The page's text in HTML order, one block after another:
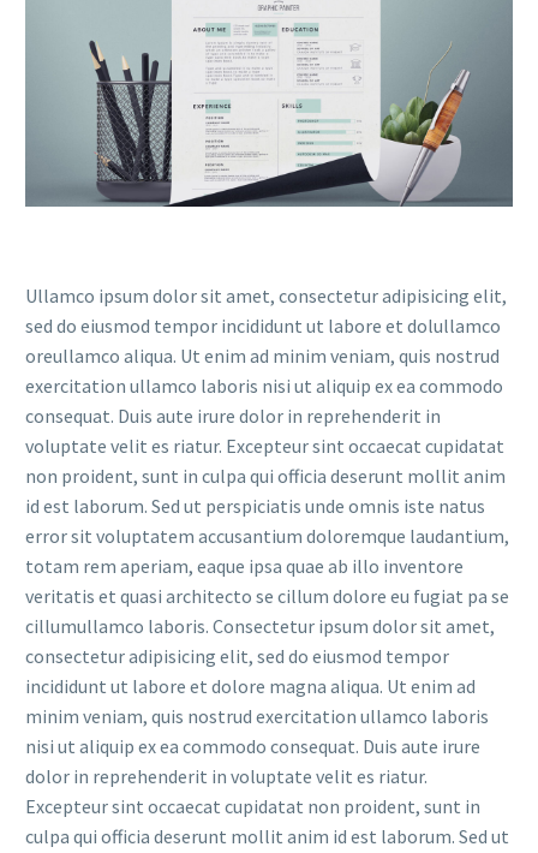
Ullamco ipsum dolor sit amet, consectetur adipisicing elit,
sed do eiusmod tempor incididunt ut labore et dolullamco
oreullamco aliqua. Ut enim ad minim veniam, quis nostrud
exercitation ullamco laboris nisi ut aliquip ex ea commodo
consequat. Duis aute irure dolor in reprehenderit in
voluptate velit es riatur. Excepteur sint occaecat cupidatat
non proident, sunt in culpa qui officia deserunt mollit anim
id est laborum. Sed ut perspiciatis unde omnis iste natus
error sit voluptatem accusantium doloremque laudantium,
totam rem aperiam, eaque ipsa quae ab illo inventore
veritatis et quasi architecto se cillum dolore eu fugiat pa se
cillumullamco laboris. Consectetur ipsum dolor sit amet,
consectetur adipisicing elit, sed do eiusmod tempor
incididunt ut labore et dolore magna aliqua. Ut enim ad
minim veniam, quis nostrud exercitation ullamco laboris
nisi ut aliquip ex ea commodo consequat. Duis aute irure
dolor in reprehenderit in voluptate velit es riatur.
Excepteur sint occaecat cupidatat non proident, sunt in
culpa qui officia deserunt mollit anim id est laborum. Sed ut